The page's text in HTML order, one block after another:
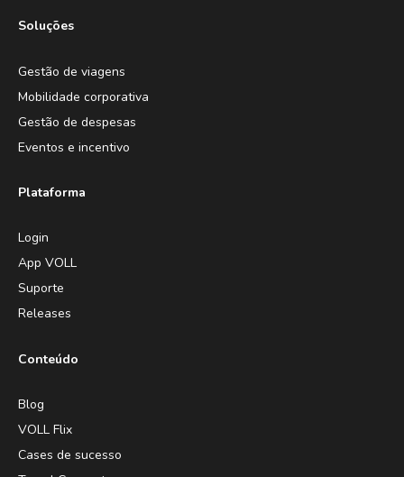
Soluções
Gestão de viagens
Mobilidade corporativa
Gestão de despesas
Eventos e incentivo
Plataforma
Login
App VOLL
Suporte
Releases
Conteúdo
Blog
VOLL Flix
Cases de sucesso